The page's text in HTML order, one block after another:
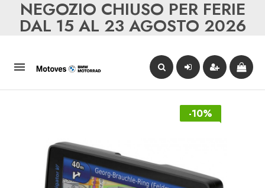
NEGOZIO CHIUSO PER FERIE
DAL 15 AL 23 AGOSTO 2026

-10%